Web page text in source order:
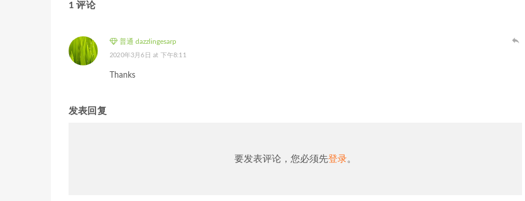
1 评论
普通 dazzlingesarp
2020年3月6日 at 下午8:11
Thanks
发表回复
要发表评论，您必须先登录。